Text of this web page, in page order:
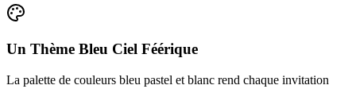
Un Thème Bleu Ciel Féérique
La palette de couleurs bleu pastel et blanc rend chaque invitation